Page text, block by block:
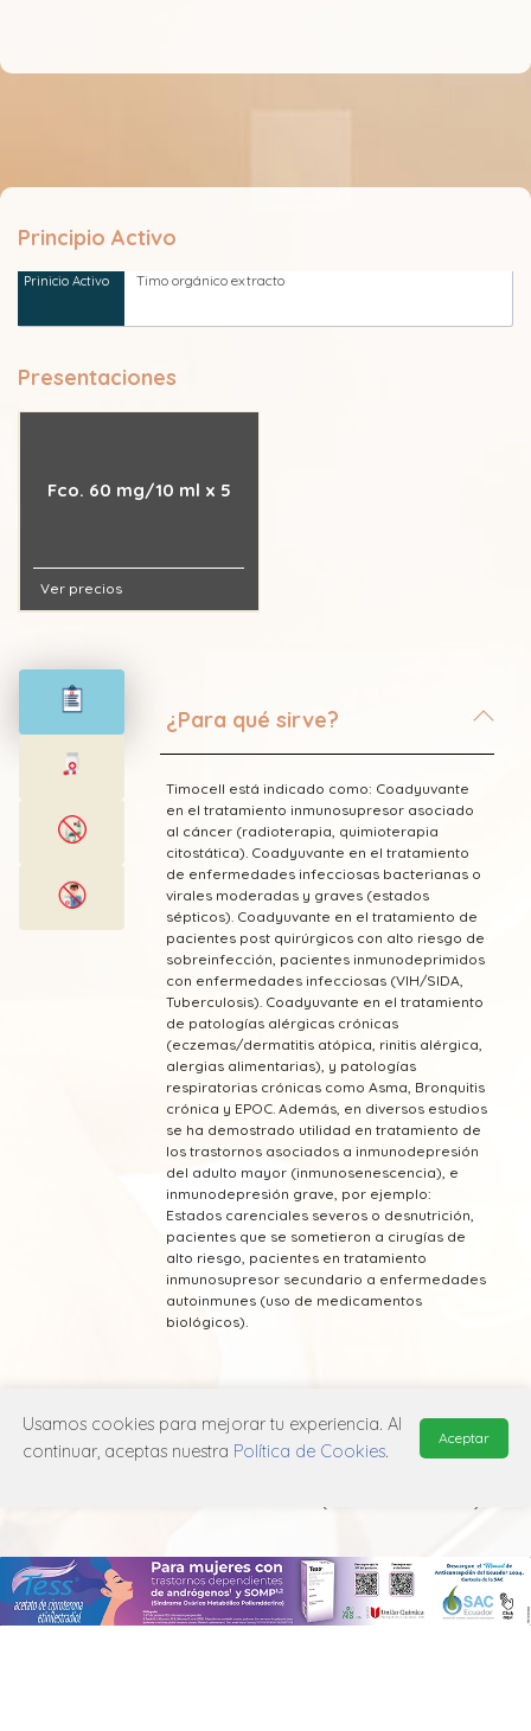
Principio Activo
Timo orgánico extracto
Presentaciones
Fco. 60 mg/10 ml x 5
Ver precios
¿Para qué sirve?
Timocell está indicado como: Coadyuvante
en el tratamiento inmunosupresor asociado
al cáncer (radioterapia, quimioterapia
citostática). Coadyuvante en el tratamiento
de enfermedades infecciosas bacterianas o
virales moderadas y graves (estados
sépticos). Coadyuvante en el tratamiento de
pacientes post quirúrgicos con alto riesgo de
sobreinfección, pacientes inmunodeprimidos
con enfermedades infecciosas (VIH/SIDA,
Tuberculosis). Coadyuvante en el tratamiento
de patologías alérgicas crónicas
(eczemas/dermatitis atópica, rinitis alérgica,
alergias alimentarias), y patologías
respiratorias crónicas como Asma, Bronquitis
crónica y EPOC. Además, en diversos estudios
se ha demostrado utilidad en tratamiento de
los trastornos asociados a inmunodepresión
del adulto mayor (inmunosenescencia), e
inmunodepresión grave, por ejemplo:
Estados carenciales severos o desnutrición,
pacientes que se sometieron a cirugías de
alto riesgo, pacientes en tratamiento
inmunosupresor secundario a enfermedades
autoinmunes (uso de medicamentos
biológicos).
* Esta información fue tomada de Laboratorio
Usamos cookies para mejorar tu experiencia. Al
continuar, aceptas nuestra Política de Cookies.
Aceptar